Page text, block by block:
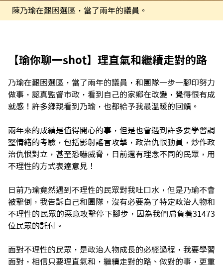
陳乃瑜在艱困選區，當了兩年的議員。
【瑜你聊一shot】理直氣和繼續走對的路
乃瑜在艱困選區，當了兩年的議員，和團隊一步一腳印努力
做事，認真監督市政，看到自己的家鄉在改變，覺得很有成
就感！許多鄉親看到乃瑜，也都給予我最溫暖的回饋。
兩年來的成績是值得開心的事，但是也會遇到許多要學習調
整情緒的考驗，包括影射謠言攻擊，政治仇恨動員，炒作政
治仇恨對立，甚至恐嚇威脅，日前還有理念不同的民眾，用
不理性的方式表達意見！
日前乃瑜竟然遇到不理性的民眾對我吐口水，但是乃瑜不會
被擊倒，我告訴自己和團隊，沒有必要為了特定政治人物和
不理性的民眾的惡意攻擊停下腳步，因為我們肩負著31473
位民眾的託付。
面對不理性的民眾，是政治人物成長的必經過程，我要學習
面對，相信只要理直氣和，繼續走對的路、做對的事，更重